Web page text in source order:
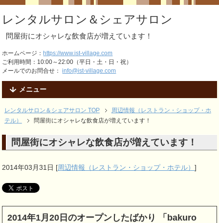
レンタルサロン＆シェアサロン
問屋街にオシャレな飲食店が増えています！
ホームページ：https://www.ist-village.com
ご利用時間：10:00～22:00（平日・土・日・祝）
メールでのお問合せ：info@ist-village.com
メニュー
レンタルサロン＆シェアサロン TOP
周辺情報（レストラン・ショップ・ホ
テル）
問屋街にオシャレな飲食店が増えています！
問屋街にオシャレな飲食店が増えています！
2014年03月31日 [周辺情報（レストラン・ショップ・ホテル）]
2014年1月20日のオープンしたばかり 「bakuro